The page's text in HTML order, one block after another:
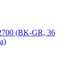
(BK-GR, 36